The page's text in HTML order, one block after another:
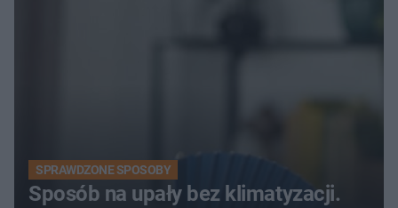
SPRAWDZONE SPOSOBY
Sposób na upały bez klimatyzacji.